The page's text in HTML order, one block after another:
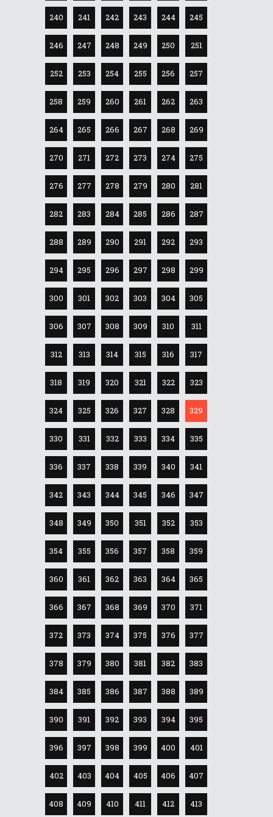
240 241 242 243 244 245
246 247 248 249 250 251
252 253 254 255 256 257
258 259 260 261 262 263
264 265 266 267 268 269
270 271 272 273 274 275
276 277 278 279 280 281
282 283 284 285 286 287
288 289 290 291 292 293
294 295 296 297 298 299
300 301 302 303 304 305
306 307 308 309 310 311
312 313 314 315 316 317
318 319 320 321 322 323
324 325 326 327 328 329
330 331 332 333 334 335
336 337 338 339 340 341
342 343 344 345 346 347
348 349 350 351 352 353
354 355 356 357 358 359
360 361 362 363 364 365
366 367 368 369 370 371
372 373 374 375 376 377
378 379 380 381 382 383
384 385 386 387 388 389
390 391 392 393 394 395
396 397 398 399 400 401
402 403 404 405 406 407
408 409 410 411 412 413